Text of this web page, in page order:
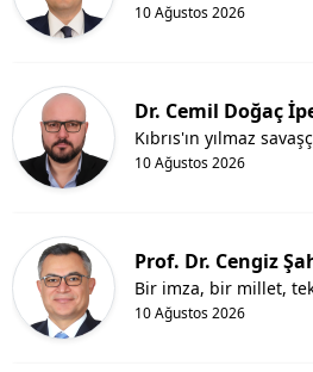
10 Ağustos 2026
Dr. Cemil Doğaç
10 Ağustos 2026
Kıbrıs'ın yılmaz
Prof. Dr. Cengiz
10 Ağustos 2026
Bir imza, bir millet,